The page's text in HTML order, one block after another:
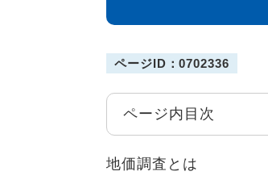
ページID：0702336
ページ内目次
地価調査とは